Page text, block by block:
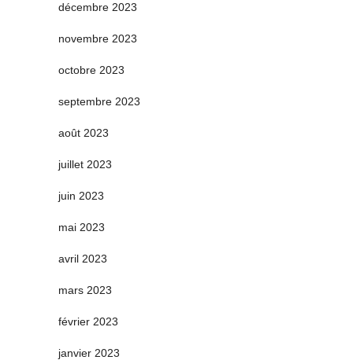
décembre 2023
novembre 2023
octobre 2023
septembre 2023
août 2023
juillet 2023
juin 2023
mai 2023
avril 2023
mars 2023
février 2023
janvier 2023